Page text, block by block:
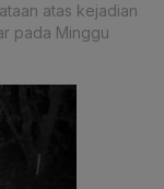
atas kejadian
pada Minggu